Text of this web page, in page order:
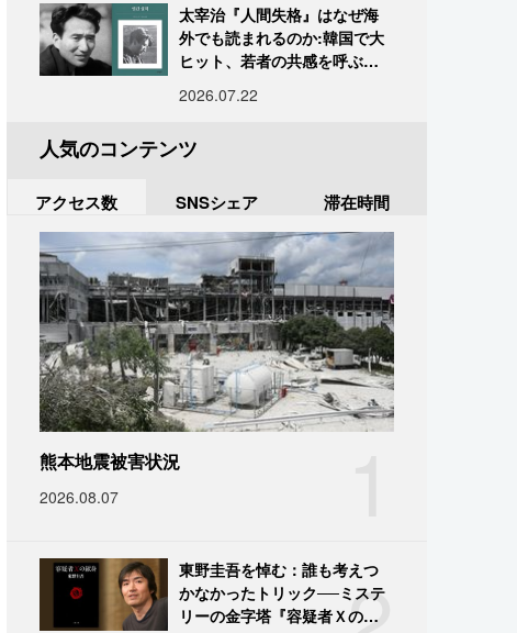
太宰治『人間失格』はなぜ海
外でも読まれるのか:韓国で大
ヒット、若者の共感を呼ぶ
2026.07.22
人気のコンテンツ
アクセス数 SNSシェア 滞在時間
熊本地震被害状況
2026.08.07
東野圭吾を悼む：誰も考えつ
かなかったトリック──ミステ
リーの金字塔『容疑者Ｘの献